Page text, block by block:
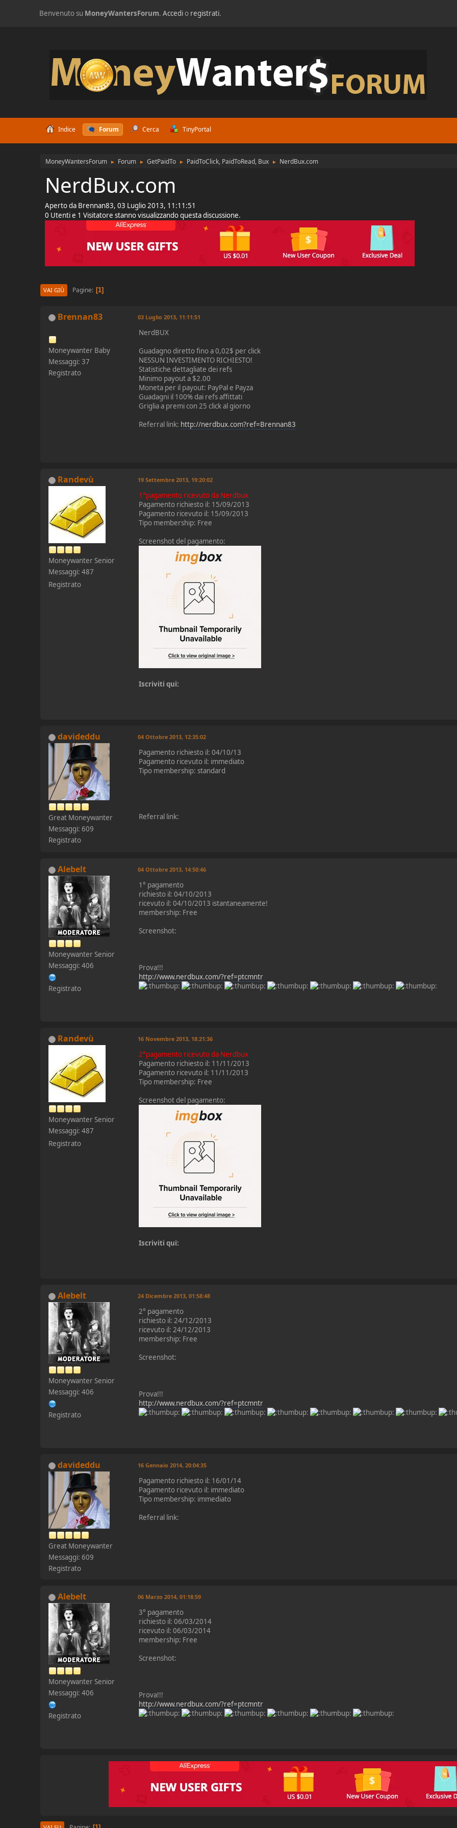
Benvenuto su MoneyWantersForum.Accedio registrati.
Indice Forum Cerca TinyPortal
MoneyWantersForum ► Forum ► GetPaidTo ► PaidToClick, PaidToRead, Bux ► NerdBux.com
NerdBux.com
Aperto da Brennan83, 03 Luglio 2013, 11:11:51
0 Utenti e 1 Visitatore stanno visualizzando questa discussione.
VAI GIÙ Pagine 1
Brennan83
Moneywanter Baby
Messaggi: 37
Registrato
03 Luglio 2013, 11:11:51
NerdBUX
Guadagno diretto fino a 0,02$ per click
NESSUN INVESTIMENTO RICHIESTO!
Statistiche dettagliate dei refs
Minimo payout a $2.00
Moneta per il payout: PayPal e Payza
Guadagni il 100% dai refs affittati
Griglia a premi con 25 click al giorno
Referral link: http://nerdbux.com?ref=Brennan83
Randevù
Moneywanter Senior
Messaggi: 487
Registrato
19 Settembre 2013, 19:20:02
1°pagamento ricevuto da Nerdbux
Pagamento richiesto il: 15/09/2013
Pagamento ricevuto il: 15/09/2013
Tipo membership: Free
Screenshot del pagamento:
Iscriviti qui:
davideddu
Great Moneywanter
Messaggi: 609
Registrato
04 Ottobre 2013, 12:35:02
Pagamento richiesto il: 04/10/13
Pagamento ricevuto il: immediato
Tipo membership: standard
Referral link:
Alebelt
Moneywanter Senior
Messaggi: 406
Registrato
04 Ottobre 2013, 14:50:46
1° pagamento
richiesto il: 04/10/2013
ricevuto il: 04/10/2013 istantaneamente!
membership: Free
Screenshot:
Prova!!!
http://www.nerdbux.com/?ref=ptcmntr
Randevù
Moneywanter Senior
Messaggi: 487
Registrato
16 Novembre 2013, 18:21:36
2°pagamento ricevuto da Nerdbux
Pagamento richiesto il: 11/11/2013
Pagamento ricevuto il: 11/11/2013
Tipo membership: Free
Screenshot del pagamento:
Iscriviti qui:
Alebelt
Moneywanter Senior
Messaggi: 406
Registrato
24 Dicembre 2013, 01:58:48
2° pagamento
richiesto il: 24/12/2013
ricevuto il: 24/12/2013
membership: Free
Screenshot:
Prova!!!
http://www.nerdbux.com/?ref=ptcmntr
davideddu
Great Moneywanter
Messaggi: 609
Registrato
16 Gennaio 2014, 20:04:35
Pagamento richiesto il: 16/01/14
Pagamento ricevuto il: immediato
Tipo membership: immediato
Referral link:
Alebelt
Moneywanter Senior
Messaggi: 406
Registrato
06 Marzo 2014, 01:18:59
3° pagamento
richiesto il: 06/03/2014
ricevuto il: 06/03/2014
membership: Free
Screenshot:
Prova!!!
http://www.nerdbux.com/?ref=ptcmntr